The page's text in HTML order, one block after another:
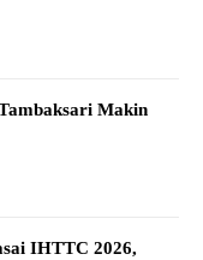
Makin
IHTTC 2026,